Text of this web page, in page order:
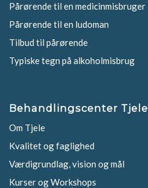
Pårørende til en medicinmisbruger
Pårørende til en ludoman
Tilbud til pårørende
Typiske tegn på alkoholmisbrug
Behandlingscenter Tjele
Om Tjele
Kvalitet og faglighed
Værdigrundlag, vision og mål
Kurser og Workshops